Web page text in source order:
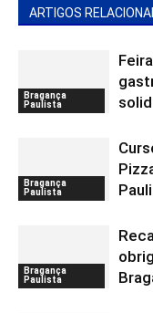
ARTIGOS
Bragança
Paulista
Bragança
Paulista
Bragança
Paulista